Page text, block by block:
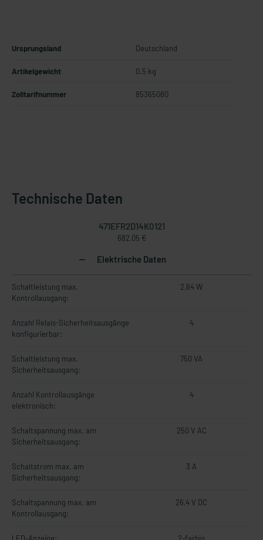
Ursprungsland Deutschland
Artikelgewicht 0.5 kg
Zolltarifnummer 85365080
Technische Daten
471EFR2D14K0121
682,05 €
Elektrische Daten
Schaltleistung max.
Kontrollausgang:
2,64 W
Anzahl Relais-Sicherheitsausgänge
konfigurierbar:
4
Schaltleistung max.
Sicherheitsausgang:
750 VA
Anzahl Kontrollausgänge
elektronisch:
4
Schaltspannung max. am
Sicherheitsausgang:
250 V AC
Schaltstrom max. am
Sicherheitsausgang:
3 A
Schaltspannung max. am
Kontrollausgang:
26,4 V DC